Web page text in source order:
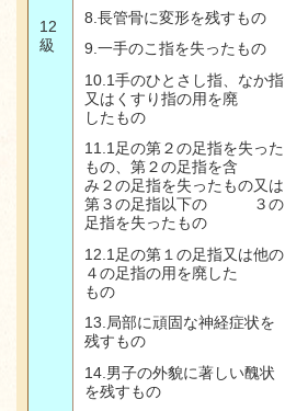
12
級
8. 長管骨に変形を残すもの
9. 一手のこ指を失ったもの
10.1手のひとさし指、なか指
又はくすり指の用を廃
したもの
11.1足の第２の足指を失った
もの、第２の足指を含
み２の足指を失ったもの又は
第３の足指以下の ３の
足指を失ったもの
12.1 足の第１の足指又は他の
４の足指の用を廃した
もの
13. 局部に頑固な神経症状を
残すもの
14. 男子の外貌に著しい醜状
を残すもの